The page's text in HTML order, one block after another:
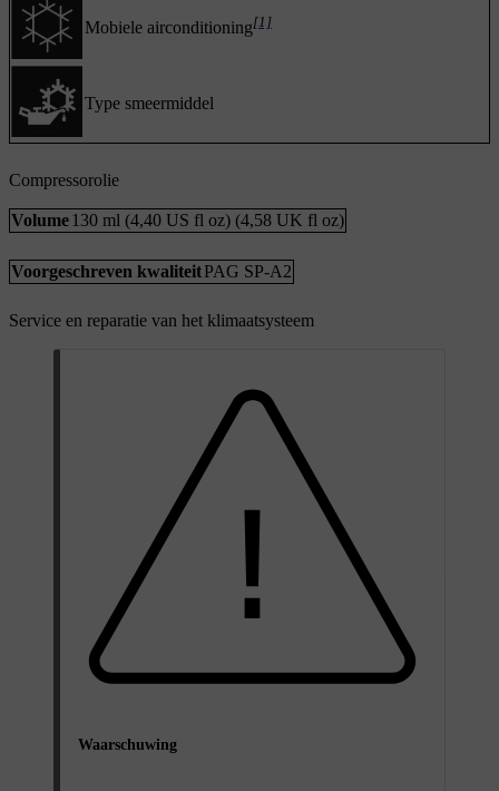
Mobiele airconditioning[1]
Type smeermiddel
Compressorolie
Volume 130 ml (4,40 US fl oz) (4,58 UK fl oz)
Voorgeschreven kwaliteitPAG SP-A2
Service en reparatie van het klimaatsysteem
Waarschuwing